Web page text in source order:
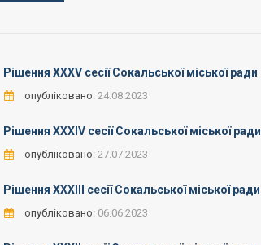
Рішення XXXV сесії Сокальської міської ради
опубліковано: 24.08.2023
Рішення XXXIV сесії Сокальської міської ради
опубліковано: 27.07.2023
Рішення ХХХІІІ сесії Сокальської міської ради
опубліковано: 06.06.2023